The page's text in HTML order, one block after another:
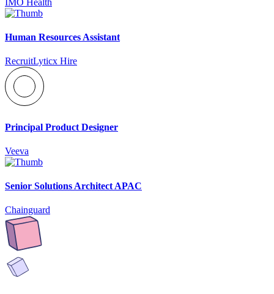
Human Resources Assistant
RecruitLyticx Hire
Principal Product Designer
Veeva
Senior Solutions Architect APAC
Chainguard